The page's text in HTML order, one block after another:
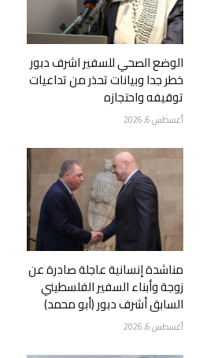
الوضع الصحي للسفير اشرف دبور
خطر جدا وبيانات تحذر من تداعيات
توقيفه واحتجازه
أغسطس 6, 2026
مناشدة إنسانية عاجلة صادرة عن
زوجة وأبناء السفير الفلسطيني
السابق أشرف دبور (أبو محمد)
أغسطس 6, 2026